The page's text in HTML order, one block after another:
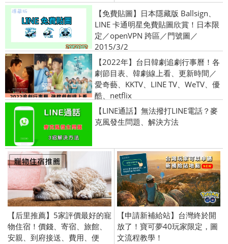
【免費貼圖】日本隱藏版 Ballsign、
LINE 卡通明星免費貼圖欣賞！日本限
定／openVPN 跨區／門號圖／
2015/3/2
【2022年】台日韓劇追劇行事曆！各
劇節目表、韓劇線上看、更新時間／
愛奇藝、KKTV、LINE TV、WeTV、優
酷、netflix
【LINE通話】無法撥打LINE電話？麥
克風發生問題、解決方法
【后里推薦】5家評價最好的寵
物住宿！價錢、寄宿、旅館、
安親、到府接送、費用、便
【申請新補給站】台灣終於開
放了！寶可夢40玩家限定，圖
文流程教學！